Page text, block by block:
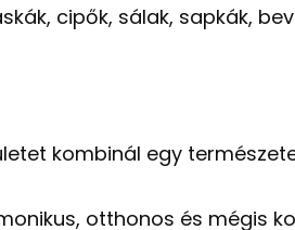
cipők, sálak, sapkák,
kombinál egy
otthonos és mégis